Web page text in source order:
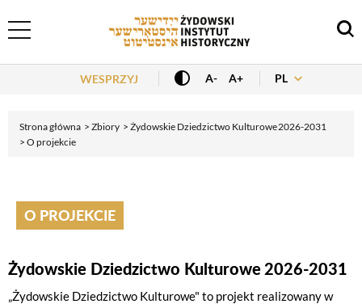
Header Menu
WESPRZYJ A- A+ PL
Strona główna Zbiory
Żydowskie Dziedzictwo Kulturowe 2026-2031
O projekcie
O PROJEKCIE
Żydowskie Dziedzictwo Kulturowe 2026-2031
„Żydowskie Dziedzictwo Kulturowe" to projekt realizowany w